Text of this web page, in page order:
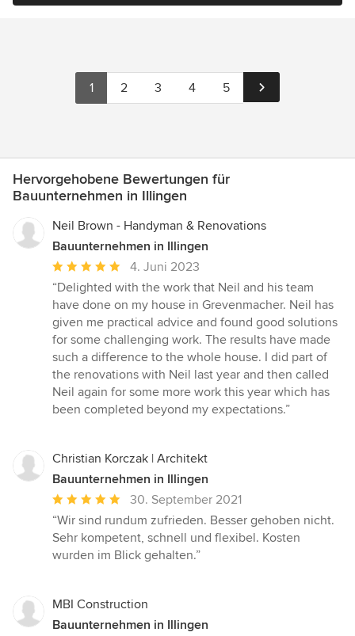
1 2 3 4 5
Hervorgehobene Bewertungen für
Bauunternehmen in Illingen
Neil Brown - Handyman & Renovations
Bauunternehmen in Illingen
Durchschnittliche
Bewertung:
5
von
5
Sternen
4. Juni 2023
“Delighted with the work that Neil and his team
have done on my house in Grevenmacher. Neil has
given me practical advice and found good solutions
for some challenging work. The results have made
such a difference to the whole house. I did part of
the renovations with Neil last year and then called
Neil again for some more work this year which has
been completed beyond my expectations.”
Christian Korczak | Architekt
Bauunternehmen in Illingen
Durchschnittliche
Bewertung:
5
von
30. September 2021
“Wir sind rundum zufrieden. Besser gehoben nicht.
Sehr kompetent, schnell und flexibel. Kosten
wurden im Blick gehalten.”
MBI Construction
Bauunternehmen in Illingen